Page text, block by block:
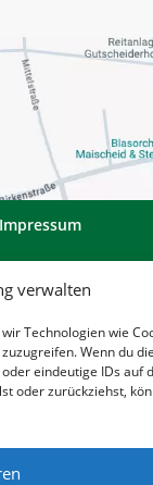
verwalten
Technologien wie
Wenn du
eindeutige IDs auf
oder zurückziehst,
Impressum